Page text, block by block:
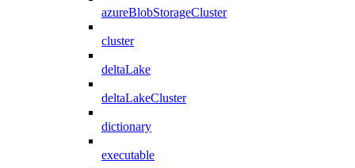
azureBlobStorageCluster
cluster
deltaLake
deltaLakeCluster
dictionary
executable